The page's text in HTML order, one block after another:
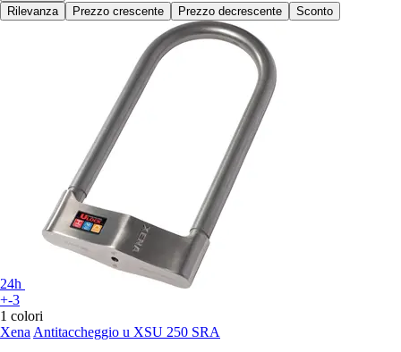
Rilevanza
Prezzo crescente Prezzo decrescente Sconto
24h
+-3
1 colori
Xena Antitaccheggio u XSU 250 SRA